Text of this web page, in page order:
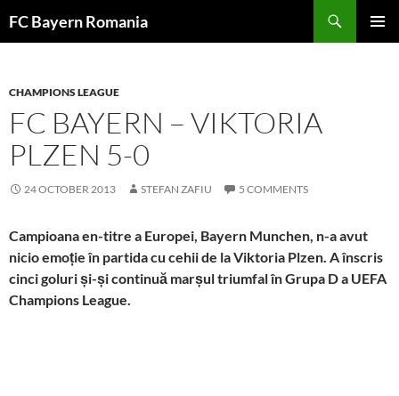
toFC Bayern Romania
CHAMPIONS LEAGUE
FC BAYERN – VIKTORIA
PLZEN 5-0
24 OCTOBER 2013 STEFAN ZAFIU 5 COMMENTS
Campioana en-titre a Europei, Bayern Munchen, n-a avut
nicio emoție în partida cu cehii de la Viktoria Plzen. A înscris
cinci goluri și-și continuă marșul triumfal în Grupa D a UEFA
Champions League.